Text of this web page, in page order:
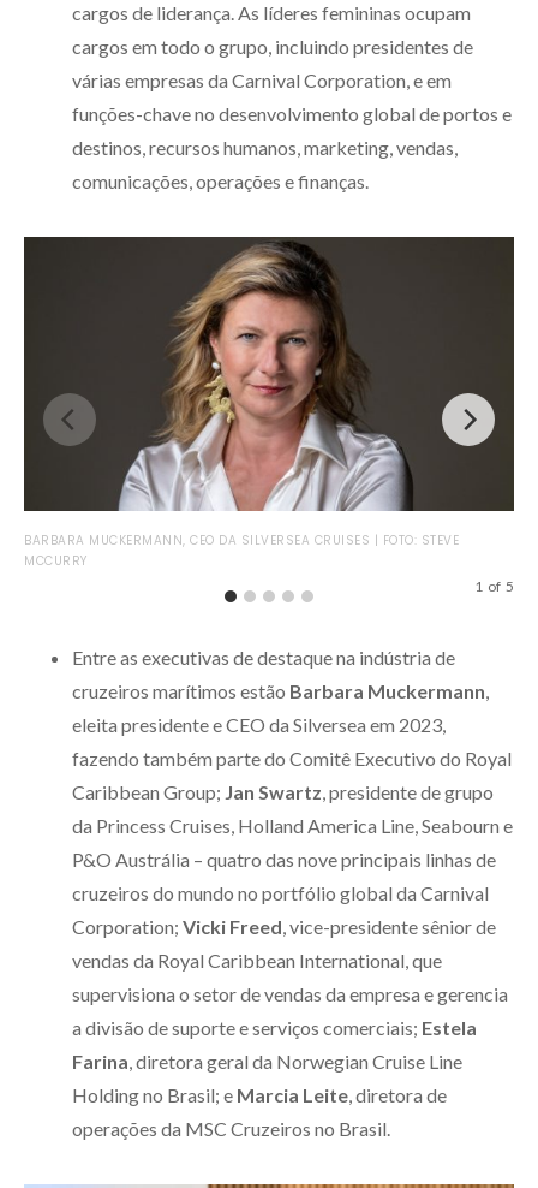
cargos de liderança. As líderes femininas ocupam
cargos em todo o grupo, incluindo presidentes de
várias empresas da Carnival Corporation, e em
funções-chave no desenvolvimento global de portos e
destinos, recursos humanos, marketing, vendas,
comunicações, operações e finanças.
BARBARA MUCKERMANN, CEO DA SILVERSEA CRUISES | FOTO: STEVE
MCCURRY
1 of 5
Entre as executivas de destaque na indústria de
cruzeiros marítimos estão Barbara Muckermann,
eleita presidente e CEO da Silversea em 2023,
fazendo também parte do Comitê Executivo do Royal
Caribbean Group; Jan Swartz, presidente de grupo
da Princess Cruises, Holland America Line, Seabourn e
P&O Austrália – quatro das nove principais linhas de
cruzeiros do mundo no portfólio global da Carnival
Corporation; Vicki Freed, vice-presidente sênior de
vendas da Royal Caribbean International, que
supervisiona o setor de vendas da empresa e gerencia
a divisão de suporte e serviços comerciais; Estela
Farina, diretora geral da Norwegian Cruise Line
Holding no Brasil; e Marcia Leite, diretora de
operações da MSC Cruzeiros no Brasil.